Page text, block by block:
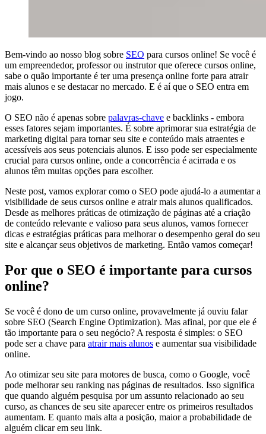
Bem-vindo ao nosso blog sobre SEO para cursos online! Se você é
um empreendedor, professor ou instrutor que oferece cursos online,
sabe o quão importante é ter uma presença online forte para atrair
mais alunos e se destacar no mercado. E é aí que o SEO entra em
jogo.
O SEO não é apenas sobre palavras-chave e backlinks - embora
esses fatores sejam importantes. É sobre aprimorar sua estratégia de
marketing digital para tornar seu site e conteúdo mais atraentes e
acessíveis aos seus potenciais alunos. E isso pode ser especialmente
crucial para cursos online, onde a concorrência é acirrada e os
alunos têm muitas opções para escolher.
Neste post, vamos explorar como o SEO pode ajudá-lo a aumentar a
visibilidade de seus cursos online e atrair mais alunos qualificados.
Desde as melhores práticas de otimização de páginas até a criação
de conteúdo relevante e valioso para seus alunos, vamos fornecer
dicas e estratégias práticas para melhorar o desempenho geral do seu
site e alcançar seus objetivos de marketing. Então vamos começar!
Por que o SEO é importante para cursos
online?
Se você é dono de um curso online, provavelmente já ouviu falar
sobre SEO (Search Engine Optimization). Mas afinal, por que ele é
tão importante para o seu negócio? A resposta é simples: o SEO
pode ser a chave para atrair mais alunos e aumentar sua visibilidade
online.
Ao otimizar seu site para motores de busca, como o Google, você
pode melhorar seu ranking nas páginas de resultados. Isso significa
que quando alguém pesquisa por um assunto relacionado ao seu
curso, as chances de seu site aparecer entre os primeiros resultados
aumentam. E quanto mais alta a posição, maior a probabilidade de
alguém clicar em seu link.